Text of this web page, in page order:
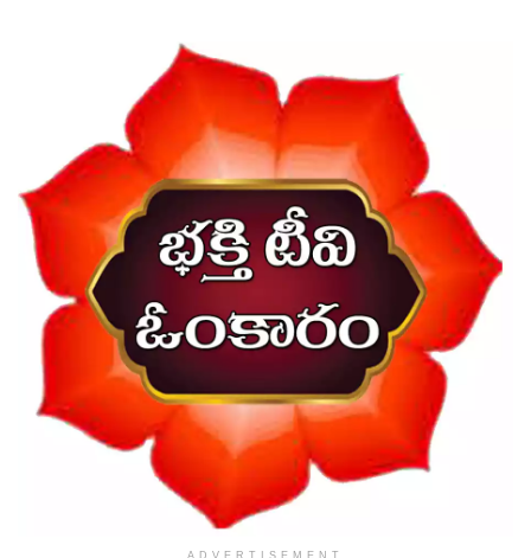
ADVERTISEMENT